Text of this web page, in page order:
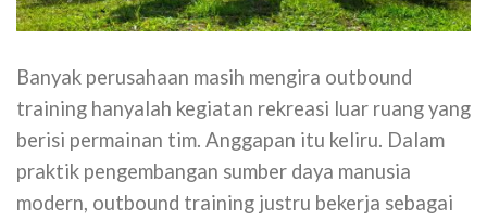
Banyak perusahaan masih mengira outbound
training hanyalah kegiatan rekreasi luar ruang yang
berisi permainan tim. Anggapan itu keliru. Dalam
praktik pengembangan sumber daya manusia
modern, outbound training justru bekerja sebagai